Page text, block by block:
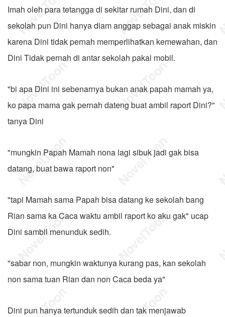
Imah oleh para tetangga di sekitar rumah Dini, dan di
sekolah pun Dini hanya diam anggap sebagai anak miskin
karena Dini tidak pernah memperlihatkan kemewahan, dan
Dini Tidak pernah di antar sekolah pakai mobil.
"bi apa Dini ini sebenarnya bukan anak papah mamah ya,
ko papa mama gak pernah dateng buat ambil raport Dini?"
tanya Dini
"mungkin Papah Mamah nona lagi sibuk jadi gak bisa
datang, buat bawa raport non"
"tapi Mamah sama Papah bisa datang ke sekolah bang
Rian sama ka Caca waktu ambil raport ko aku gak" ucap
Dini sambil menunduk sedih.
"sabar non, mungkin waktunya kurang pas, kan sekolah
non sama tuan Rian dan non Caca beda ya"
Dini pun hanya tertunduk sedih dan tak menjawab